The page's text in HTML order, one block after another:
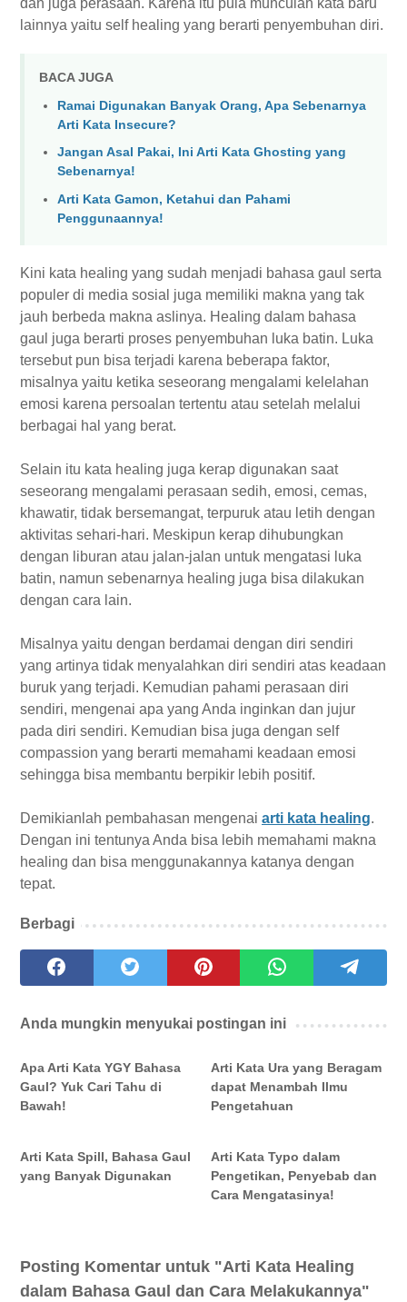
dan juga perasaan. Karena itu pula munculah kata baru
lainnya yaitu self healing yang berarti penyembuhan diri.
BACA JUGA
Ramai Digunakan Banyak Orang, Apa Sebenarnya
Arti Kata Insecure?
Jangan Asal Pakai, Ini Arti Kata Ghosting yang
Sebenarnya!
Arti Kata Gamon, Ketahui dan Pahami
Penggunaannya!
Kini kata healing yang sudah menjadi bahasa gaul serta
populer di media sosial juga memiliki makna yang tak
jauh berbeda makna aslinya. Healing dalam bahasa
gaul juga berarti proses penyembuhan luka batin. Luka
tersebut pun bisa terjadi karena beberapa faktor,
misalnya yaitu ketika seseorang mengalami kelelahan
emosi karena persoalan tertentu atau setelah melalui
berbagai hal yang berat.
Selain itu kata healing juga kerap digunakan saat
seseorang mengalami perasaan sedih, emosi, cemas,
khawatir, tidak bersemangat, terpuruk atau letih dengan
aktivitas sehari-hari. Meskipun kerap dihubungkan
dengan liburan atau jalan-jalan untuk mengatasi luka
batin, namun sebenarnya healing juga bisa dilakukan
dengan cara lain.
Misalnya yaitu dengan berdamai dengan diri sendiri
yang artinya tidak menyalahkan diri sendiri atas keadaan
buruk yang terjadi. Kemudian pahami perasaan diri
sendiri, mengenai apa yang Anda inginkan dan jujur
pada diri sendiri. Kemudian bisa juga dengan self
compassion yang berarti memahami keadaan emosi
sehingga bisa membantu berpikir lebih positif.
Demikianlah pembahasan mengenai arti kata healing.
Dengan ini tentunya Anda bisa lebih memahami makna
healing dan bisa menggunakannya katanya dengan
tepat.
Berbagi
Anda mungkin menyukai postingan ini
Apa Arti Kata YGY Bahasa
Gaul? Yuk Cari Tahu di
Bawah!
Arti Kata Ura yang Beragam
dapat Menambah Ilmu
Pengetahuan
Arti Kata Spill, Bahasa Gaul
yang Banyak Digunakan
Arti Kata Typo dalam
Pengetikan, Penyebab dan
Cara Mengatasinya!
Posting Komentar untuk "Arti Kata Healing
dalam Bahasa Gaul dan Cara Melakukannya"